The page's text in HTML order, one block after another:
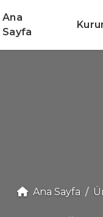
Ana
Sayfa
Ana Sayfa